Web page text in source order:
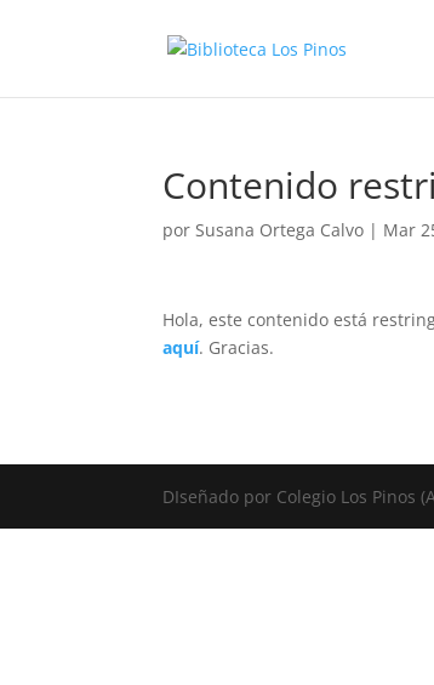
Contenido
porSusana Ortega Calvo | Mar
Hola, este contenido está
aquí. Gracias.
DIseñado por Colegio Los Pinos